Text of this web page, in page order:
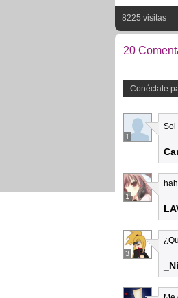
8225 visitas
20
Conéctate
1
Sol
1
3